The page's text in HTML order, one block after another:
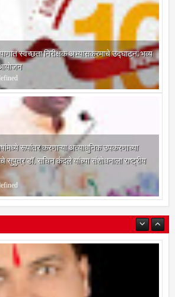
स्वच्छता निरीक्षक अभ्यासक्रमाचे उद्घाटन; भव्य
आयोजन
रूपांतर करणाऱ्या अत्याधुनिक उपकरणाच्या
डॉ. सचिन कंदले यांच्या संशोधनाला राष्ट्रीय